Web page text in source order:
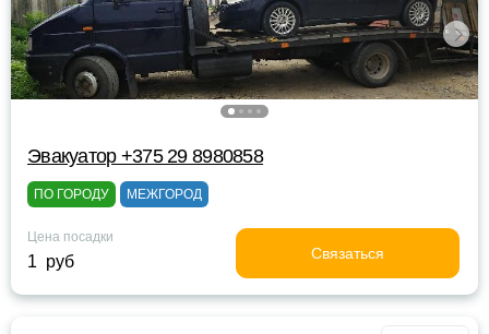
Эвакуатор +375 29 8980858
ПО ГОРОДУ МЕЖГОРОД
Цена посадки
1 руб Связаться